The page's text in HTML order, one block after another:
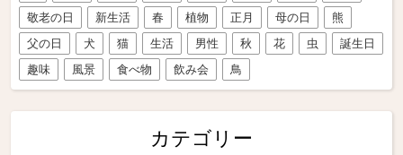
敬老の日
新生活 春 植物 正月 母の日
熊
父の日
犬 猫 生活 男性 秋 花 虫
誕生日
趣味
風景 食べ物 飲み会 鳥
カテゴリー